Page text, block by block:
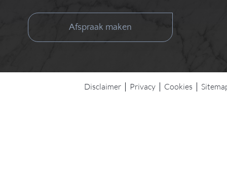
Afspraak maken
Disclaimer Privacy Cookies